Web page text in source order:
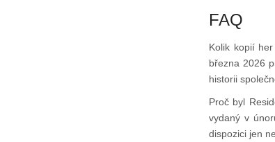
FAQ
Kolik kopií
března 2026
historii
Proč byl
vydaný v
dispozici jen